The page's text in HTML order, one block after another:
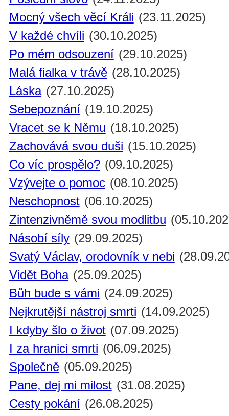
Mocný všech věcí Králi (23.11.2025)
V každé chvíli (30.10.2025)
Po mém odsouzení (29.10.2025)
Malá fialka v trávě (28.10.2025)
Láska (27.10.2025)
Sebepoznání (19.10.2025)
Vracet se k Němu (18.10.2025)
Zachovává svou duši (15.10.2025)
Co víc prospělo? (09.10.2025)
Vzývejte o pomoc (08.10.2025)
Neschopnost (06.10.2025)
Zintenzivněmě svou modlitbu
Násobí síly (29.09.2025)
Svatý Václav, orodovník v nebi
Vidět Boha (25.09.2025)
Bůh bude s vámi (24.09.2025)
Nejkrutější nástroj smrti (14.09.2025)
I kdyby šlo o život (07.09.2025)
I za hranici smrti (06.09.2025)
Společně (05.09.2025)
Pane, dej mi milost (31.08.2025)
Cesty pokání (26.08.2025)